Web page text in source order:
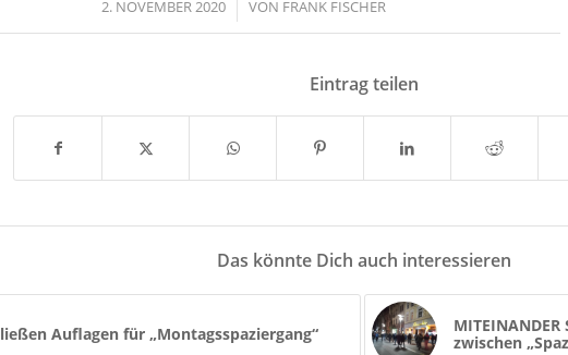
2. NOVEMBER 2020
/ VON FRANK FISCHER
Eintrag teilen
Das könnte Dich auch interessieren
Auflagen für „Montagsspaziergang“
MITEINANDER
zwischen